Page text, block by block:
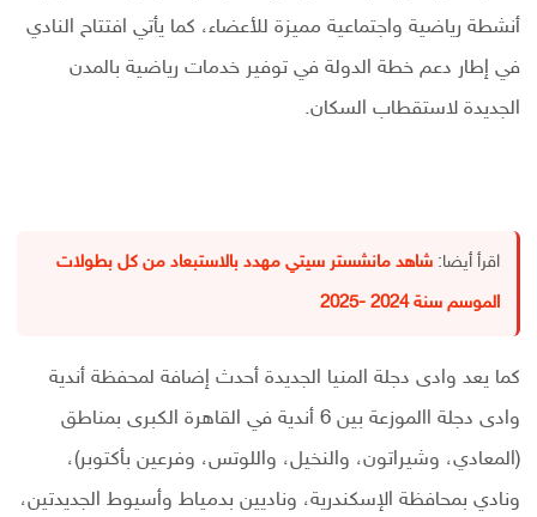
أنشطة رياضية واجتماعية مميزة للأعضاء، كما يأتي افتتاح النادي
في إطار دعم خطة الدولة في توفير خدمات رياضية بالمدن
الجديدة لاستقطاب السكان.
اقرأ أيضا: شاهد مانشستر سيتي مهدد بالاستبعاد من كل بطولات
الموسم سنة 2024 -2025
كما يعد وادى دجلة المنيا الجديدة أحدث إضافة لمحفظة أندية
وادى دجلة االموزعة بين 6 أندية في القاهرة الكبرى بمناطق
(المعادي، وشيراتون، والنخيل، واللوتس، وفرعين بأكتوبر)،
ونادي بمحافظة الإسكندرية، وناديين بدمياط وأسيوط الجديدتين،